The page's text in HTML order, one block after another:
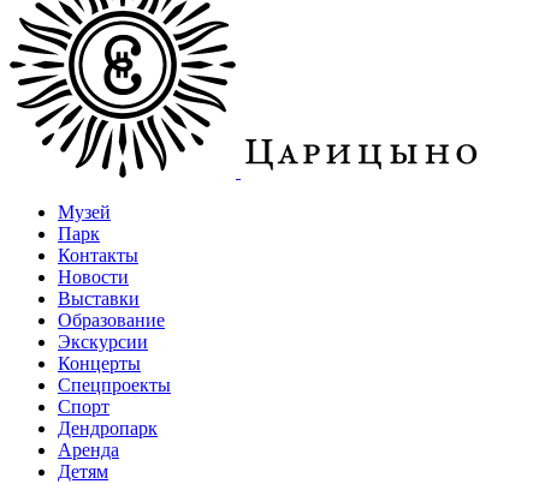
Музей
Парк
Контакты
Новости
Выставки
Образование
Экскурсии
Концерты
Спецпроекты
Спорт
Дендропарк
Аренда
Детям